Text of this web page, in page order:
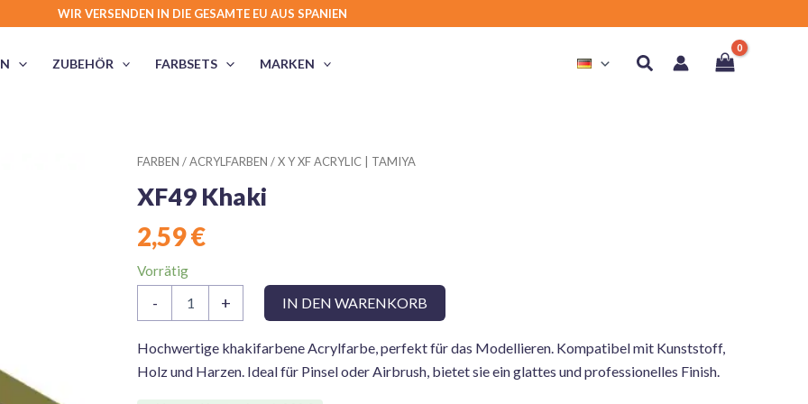
WIR VERSENDEN IN DIE GESAMTE EU AUS SPANIEN
ZUBEHÖR FARBSETS MARKEN Suchen
FARBEN /ACRYLFARBEN /X Y XF ACRYLIC | TAMIYA
XF49 Khaki
2,59€
Vorrätig
-
Khaki
+ IN DEN WARENKORB
Hochwertige khakifarbene Acrylfarbe, perfekt für das Modellieren. Kompatibel mit Kunststoff,
Holz und Harzen. Ideal für Pinsel oder Airbrush, bietet sie ein glattes und professionelles Finish.